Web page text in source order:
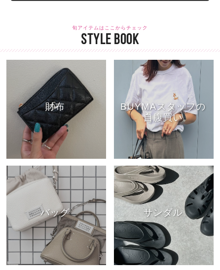
旬アイテムはここからチェック
STYLE BOOK
財布
BUYMAスタッフの
自腹買い
バッグ サンダル